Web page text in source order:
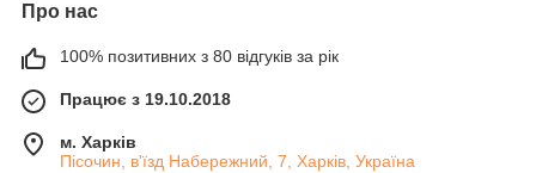
Про нас
100% позитивних з 80 відгуків за рік
Працює з 19.10.2018
м. Харків
Пісочин, в'їзд Набережний, 7, Харків, Україна